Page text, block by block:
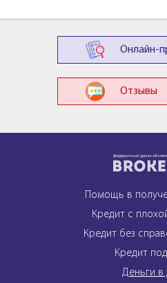
Онлайн-
Отзывы
Помощь в
Кредит с
Кредит без
Кредит
Деньги в